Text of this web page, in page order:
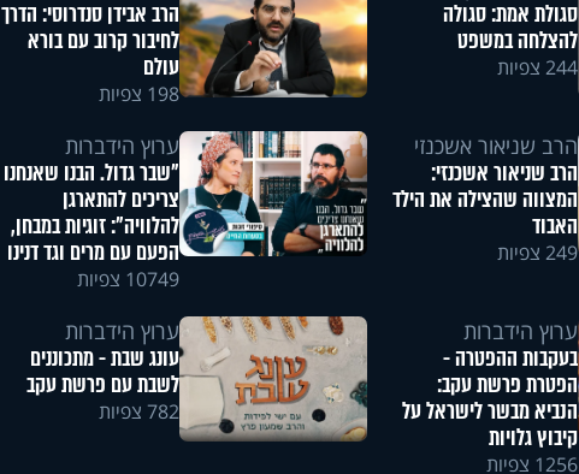
סגולת אמת: סגולה
להצלחה במשפט
244 צפיות
הרב אבידן סנדרוסי: הדרך
לחיבור קרוב עם בורא
עולם
198 צפיות
הרב שניאור אשכנזי
הרב שניאור אשכנזי:
המצווה שהצילה את הילד
האבוד
249 צפיות
ערוץ הידברות
"שבר גדול. הבנו שאנחנו
צריכים להתארגן
להלוויה": זוגיות במבחן,
הפעם עם מרים וגד דנינו
10749 צפיות
ערוץ הידברות
בעקבות ההפטרה -
הפטרת פרשת עקב:
הנביא מבשר לישראל על
קיבוץ גלויות
1256 צפיות
ערוץ הידברות
עונג שבת - מתכוננים
לשבת עם פרשת עקב
782 צפיות